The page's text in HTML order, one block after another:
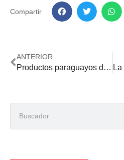
Compartir
ANTERIOR
Productos paraguayos de origen agropecuario tienen potencial de crecimiento en la Unión Europea